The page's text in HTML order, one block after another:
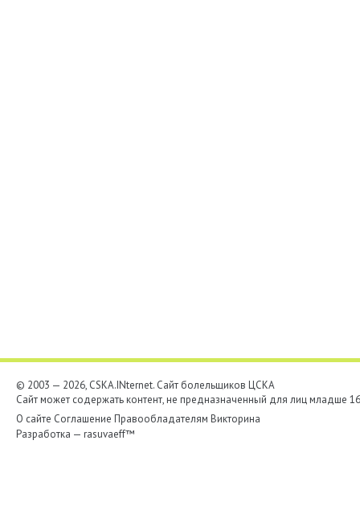
© 2003 — 2026, CSKA.INternet. Cайт болельщиков ЦСКА
Сайт может содержать контент, не предназначенный для лиц младше
О сайте Соглашение Правообладателям Викторина
Разработка — rasuvaeff™